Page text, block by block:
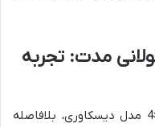
مدت: تجربه
پس از استفاده از رول ضد تعریق 8×4 مدل دیسکاوری، بلافاصله